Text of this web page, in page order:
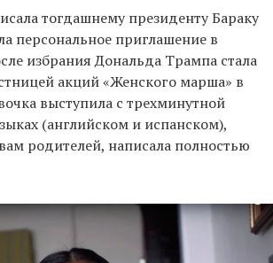
тогдашнему президенту Бараку
персональное приглашение в
избрания Дональда Трампа стала
акций «Женского марша» в
выступила с трехминутной
(английском и испанском),
родителей, написала полностью